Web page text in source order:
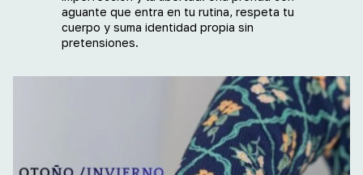
aguante que entra en tu rutina, respeta tu
cuerpo y suma identidad propia sin
pretensiones.